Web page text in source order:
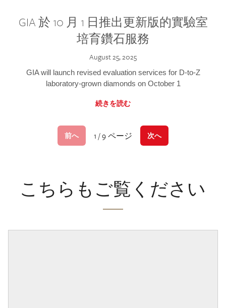
GIA 於 10 月 1 日推出更新版的實驗室
培育鑽石服務
August 25, 2025
GIA will launch revised evaluation services for D-to-Z
laboratory-grown diamonds on October 1
続きを読む
前へ 1 / 9 ページ 次へ
こちらもご覧ください